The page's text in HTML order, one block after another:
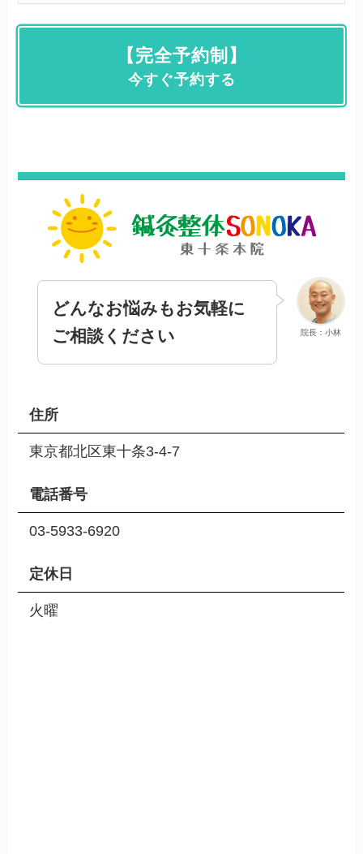
【完全予約制】
今すぐ予約する
院長：小林
どんなお悩みもお気軽に
ご相談ください
住所
東京都北区東十条3-4-7
電話番号
03-5933-6920
定休日
火曜